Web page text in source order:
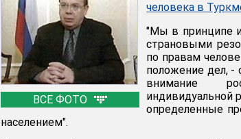
ВСЕ ФОТО
человека в
"Мы в принципе
страновыми
по правам
положение дел, -
внимание
индивидуальной
определенные
населением".